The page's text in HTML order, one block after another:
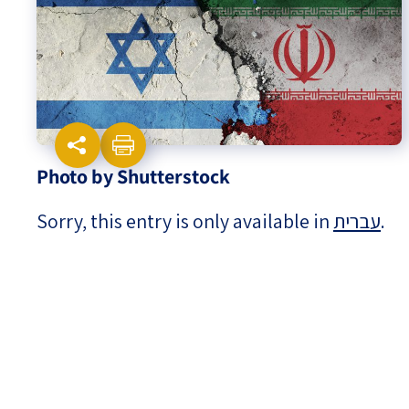
Israel-China Relations
Photo by Shutterstock
Sorry, this entry is only available inעברית.